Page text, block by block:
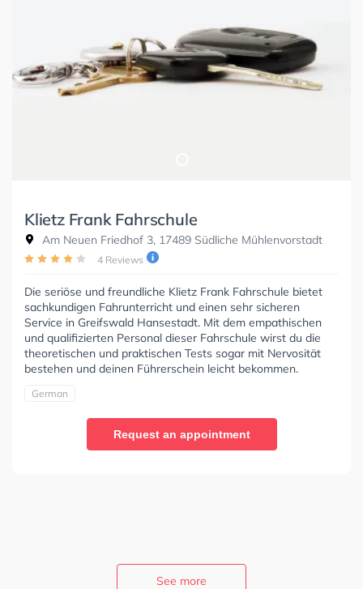
Klietz Frank Fahrschule
Am Neuen Friedhof 3, 17489 Südliche Mühlenvorstadt
4 Reviews
Die seriöse und freundliche Klietz Frank Fahrschule bietet
sachkundigen Fahrunterricht und einen sehr sicheren
Service in Greifswald Hansestadt. Mit dem empathischen
und qualifizierten Personal dieser Fahrschule wirst du die
theoretischen und praktischen Tests sogar mit Nervosität
bestehen und deinen Führerschein leicht bekommen.
German
Request an appointment
See more